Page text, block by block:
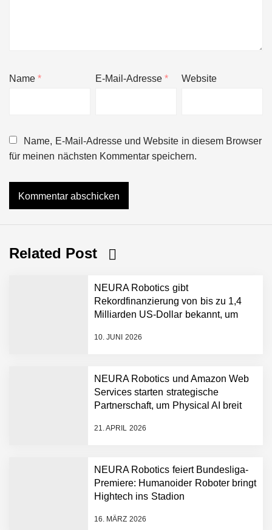
Name* E-Mail-Adresse* Website
Name, E-Mail-Adresse und Website in diesem Browser
für meinen nächsten Kommentar speichern.
Related Post
NEURA Robotics gibt
Rekordfinanzierung von bis zu 1,4
Milliarden US-Dollar bekannt, um
Physical-AI-Plattform zu
10. JUNI 2026
NEURA Robotics und Amazon Web
Services starten strategische
Partnerschaft, um Physical AI breit
21. APRIL 2026
NEURA Robotics feiert Bundesliga-
Premiere: Humanoider Roboter bringt
Hightech ins Stadion
16. MÄRZ 2026
NEURA Robotics gibt
Rekordfinanzierung von
Dollar bekannt, um den
Plattform zu beschleunigen
NEURA Robotics und
Amazon Web Services
starten strategische
AI breit auszurollen